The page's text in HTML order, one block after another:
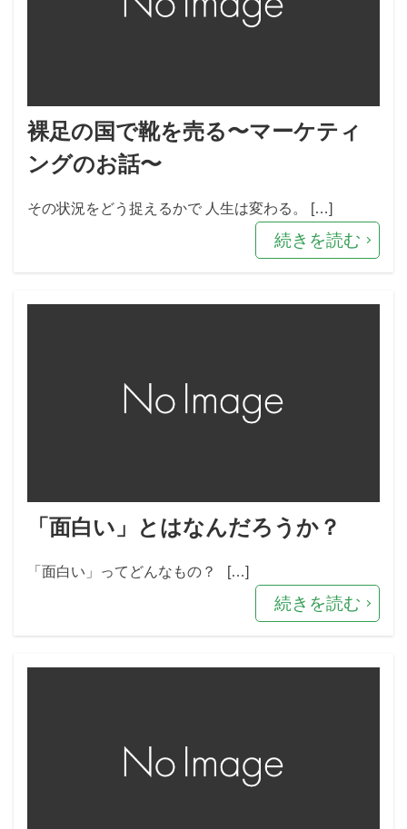
裸足の国で靴を売る〜マーケティ
ングのお話〜
その状況をどう捉えるかで 人生は変わる。 […]
続きを読む
「面白い」とはなんだろうか？
「面白い」ってどんなもの？ […]
続きを読む